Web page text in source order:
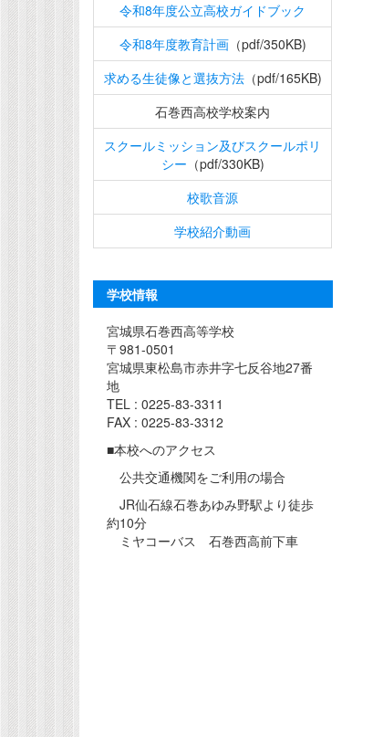
令和8年度公立高校ガイドブック
令和8年度教育計画（pdf/350KB)
求める生徒像と選抜方法（pdf/165KB)
石巻西高校学校案内
スクールミッション及びスクールポリ
シー （pdf/330KB)
校歌音源
学校紹介動画
学校情報
宮城県石巻西高等学校
〒981-0501
宮城県東松島市赤井字七反谷地27番
地
TEL : 0225-83-3311
FAX : 0225-83-3312
■本校へのアクセス
公共交通機関をご利用の場合
JR仙石線石巻あゆみ野駅より徒歩
約10分
ミヤコーバス 石巻西高前下車